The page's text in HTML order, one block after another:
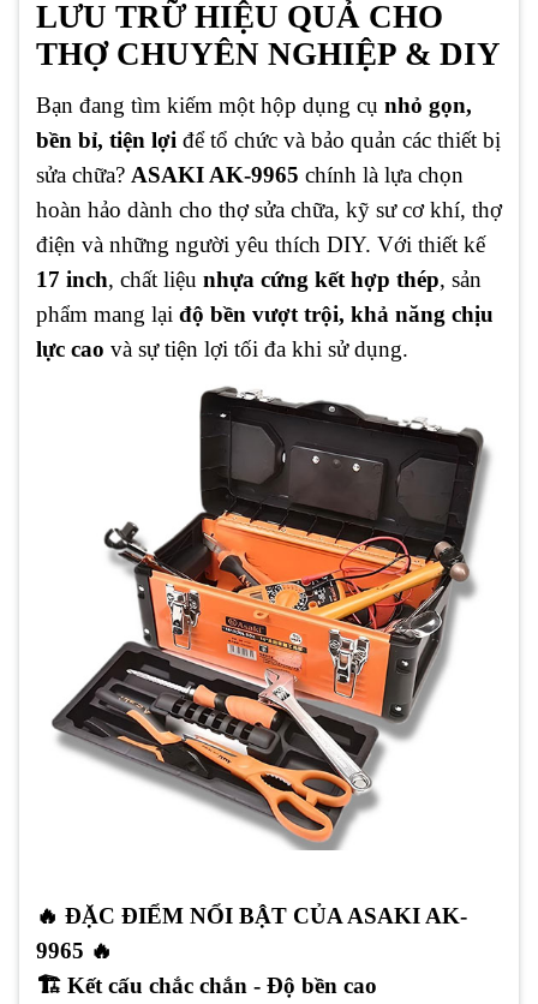
LƯU TRỮ HIỆU QUẢ CHO
THỢ CHUYÊN NGHIỆP & DIY
Bạn đang tìm kiếm một hộp dụng cụ nhỏ gọn,
bền bỉ, tiện lợi để tổ chức và bảo quản các thiết bị
sửa chữa? ASAKI AK-9965 chính là lựa chọn
hoàn hảo dành cho thợ sửa chữa, kỹ sư cơ khí, thợ
điện và những người yêu thích DIY. Với thiết kế
17 inch, chất liệu nhựa cứng kết hợp thép, sản
phẩm mang lại độ bền vượt trội, khả năng chịu
lực cao và sự tiện lợi tối đa khi sử dụng.
🔥 ĐẶC ĐIỂM NỔI BẬT CỦA ASAKI AK-
9965 🔥
🏗 ️ Kết cấu chắc chắn - Độ bền cao